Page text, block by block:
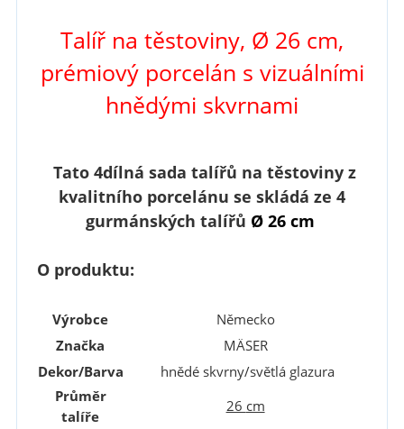
Talíř na těstoviny, Ø 26 cm,
prémiový porcelán s vizuálními
hnědými skvrnami
Tato 4dílná sada talířů na těstoviny z
kvalitního porcelánu se skládá ze 4
gurmánských talířů Ø26 cm
O produktu:
Výrobce
Německo
Značka
MÄSER
Dekor/Barva
hnědé skvrny/světlá glazura
Průměr
talíře
26 cm